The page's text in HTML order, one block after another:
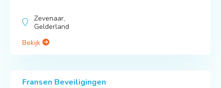
Zevenaar,
Gelderland
Bekijk
Fransen Beveiligingen